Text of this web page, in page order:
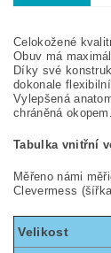
Celokožené
Obuv má
Díky své
dokonale flexibilní.
Vylepšená
chráněná okopem.
Tabulka vnitřní
Měřeno námi
Clevermess
Velikost